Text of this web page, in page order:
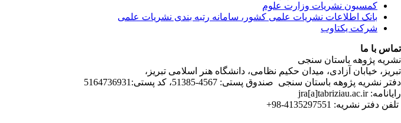
کمسیون نشریات وزارت علوم
بانک اطلاعات نشریات علمی کشور، سامانه رتبه بندی نشریات علمی
شرکت یکتاوب
تماس با ما
نشریه پژوهه باستان سنجی
تبریز، خیابان آزادی، میدان حکیم نظامی، دانشگاه هنر اسلامی تبریز،
دفتر نشریه پژوهه­ باستان­ سنجی صندوق پستی: 4567-51385، کد پستی:5164736931
رایانامه: jra[a]tabriziau.ac.ir
تلفن دفتر نشریه: 4135297551-98+